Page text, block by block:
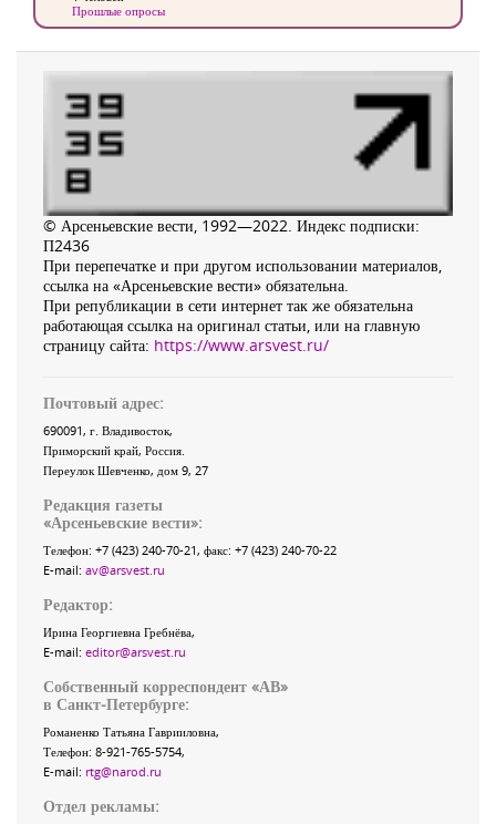
Прошлые опросы
© Арсеньевские вести, 1992—2022. Индекс подписки:
П2436
При перепечатке и при другом использовании материалов,
ссылка на «Арсеньевские вести» обязательна.
При републикации в сети интернет так же обязательна
работающая ссылка на оригинал статьи, или на главную
страницу сайта: https://www.arsvest.ru/
Почтовый адрес:
690091, г. Владивосток,
Приморский край, Россия
Переулок Шевченко, дом 9, 27
Редакция газеты
«Арсеньевские вести»:
Телефон: +7 (423) 240-70-21, факс: +7 (423) 240-70-22
E-mail: av@arsvest.ru
Редактор:
Ирина Георгиевна Гребнёва,
E-mail: editor@arsvest.ru
Собственный корреспондент «АВ»
в Санкт-Петербурге:
Романенко Татьяна Гаврииловна,
Телефон: 8-921-765-5754,
E-mail: rtg@narod.ru
Отдел рекламы: